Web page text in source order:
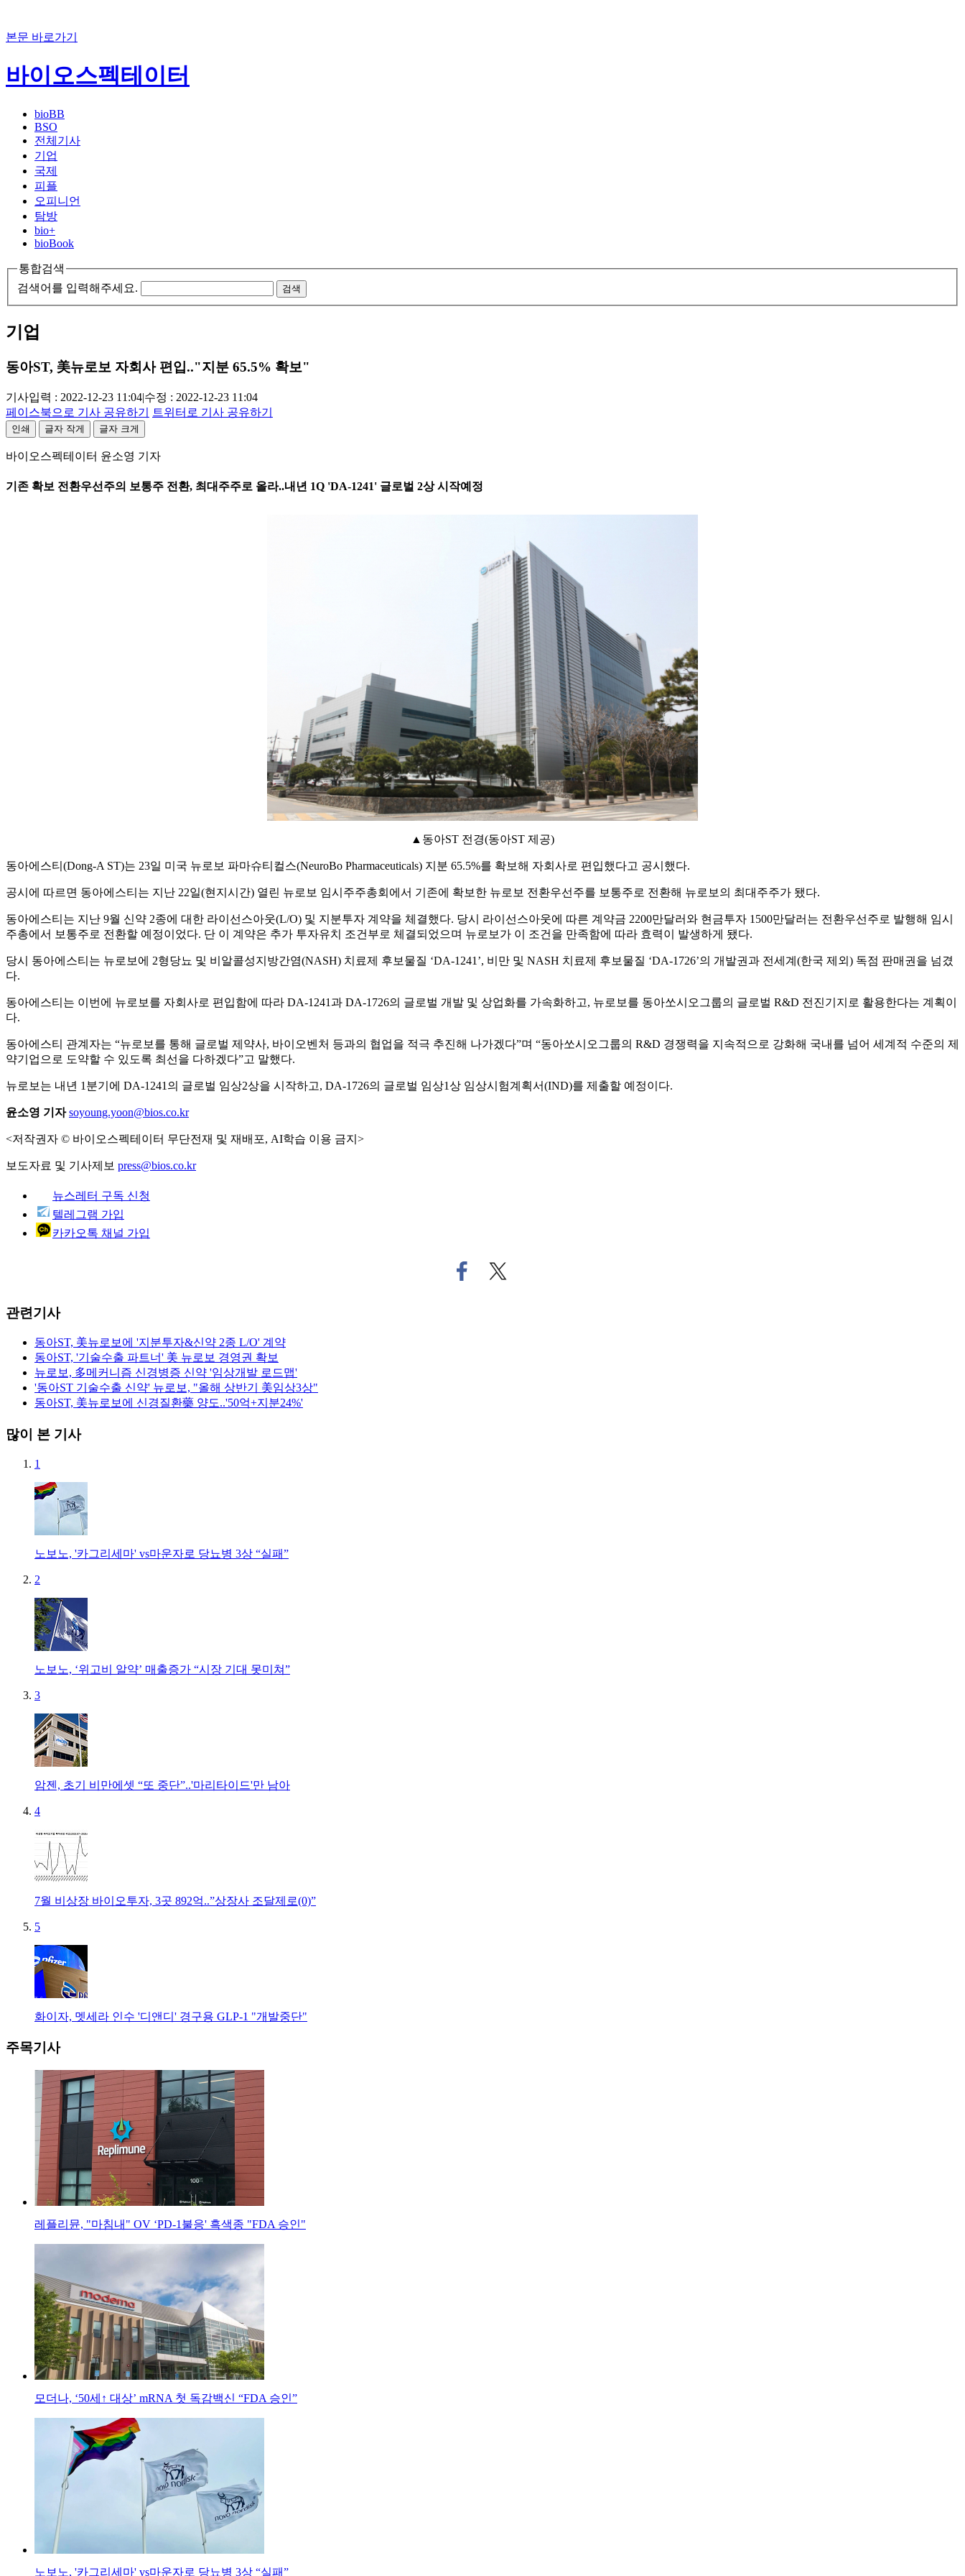
본문 바로가기
바이오스펙테이터
bioBB
BSO
전체기사
기업
국제
피플
오피니언
탐방
bio+
bioBook
통합검색
검색어를 입력해주세요.
검색
기업
동아ST, 美뉴로보 자회사 편입.."지분 65.5% 확보"
기사입력 : 2022-12-23 11:04|수정 : 2022-12-23 11:04
페이스북으로 기사 공유하기
트위터로 기사 공유하기
인쇄 글자 작게 글자 크게
바이오스펙테이터 윤소영 기자
기존 확보 전환우선주의 보통주 전환, 최대주주로 올라..내년 1Q 'DA-1241' 글로벌 2상 시작예정
▲동아ST 전경(동아ST 제공)
동아에스티(Dong-A ST)는 23일 미국 뉴로보 파마슈티컬스(NeuroBo Pharmaceuticals) 지분 65.5%를 확보해 자회사로 편입했다고 공시했다.
공시에 따르면 동아에스티는 지난 22일(현지시간) 열린 뉴로보 임시주주총회에서 기존에 확보한 뉴로보 전환우선주를 보통주로 전환해 뉴로보의 최대주주가 됐다.
동아에스티는 지난 9월 신약 2종에 대한 라이선스아웃(L/O) 및 지분투자 계약을 체결했다. 당시 라이선스아웃에 따른 계약금 2200만달러와 현금투자 1500만달러는 전환우선주로 발행해 임시
주총에서 보통주로 전환할 예정이었다. 단 이 계약은 추가 투자유치 조건부로 체결되었으며 뉴로보가 이 조건을 만족함에 따라 효력이 발생하게 됐다.
당시 동아에스티는 뉴로보에 2형당뇨 및 비알콜성지방간염(NASH) 치료제 후보물질 ‘DA-1241’, 비만 및 NASH 치료제 후보물질 ‘DA-1726’의 개발권과 전세계(한국 제외) 독점 판매권을 넘겼
다.
동아에스티는 이번에 뉴로보를 자회사로 편입함에 따라 DA-1241과 DA-1726의 글로벌 개발 및 상업화를 가속화하고, 뉴로보를 동아쏘시오그룹의 글로벌 R&D 전진기지로 활용한다는 계획이
다.
동아에스티 관계자는 “뉴로보를 통해 글로벌 제약사, 바이오벤처 등과의 협업을 적극 추진해 나가겠다”며 “동아쏘시오그룹의 R&D 경쟁력을 지속적으로 강화해 국내를 넘어 세계적 수준의 제
약기업으로 도약할 수 있도록 최선을 다하겠다”고 말했다.
뉴로보는 내년 1분기에 DA-1241의 글로벌 임상2상을 시작하고, DA-1726의 글로벌 임상1상 임상시험계획서(IND)를 제출할 예정이다.
윤소영 기자 soyoung.yoon@bios.co.kr
<저작권자 © 바이오스펙테이터 무단전재 및 재배포, AI학습 이용 금지>
보도자료 및 기사제보 press@bios.co.kr
뉴스레터 구독 신청
텔레그램 가입
카카오톡 채널 가입
페
이
트
위
관련기사
동아ST, 美뉴로보에 '지분투자&신약 2종 L/O' 계약
동아ST, '기술수출 파트너' 美 뉴로보 경영권 확보
뉴로보, 多메커니즘 신경병증 신약 '임상개발 로드맵'
'동아ST 기술수출 신약' 뉴로보, "올해 상반기 美임상3상"
동아ST, 美뉴로보에 신경질환藥 양도..'50억+지분24%'
많이 본 기사
1
노보노, '카그리세마' vs마운자로 당뇨병 3상 “실패”
2
노보노, ‘위고비 알약’ 매출증가 “시장 기대 못미쳐”
3
암젠, 초기 비만에셋 “또 중단”..'마리타이드'만 남아
4
7월 비상장 바이오투자, 3곳 892억..”상장사 조달제로(0)”
5
화이자, 멧세라 인수 '디앤디' 경구용 GLP-1 "개발중단"
주목기사
레플리뮨, "마침내" OV ‘PD-1불응' 흑색종 "FDA 승인"
모더나, ‘50세↑ 대상’ mRNA 첫 독감백신 “FDA 승인”
노보노, '카그리세마' vs마운자로 당뇨병 3상 “실패”